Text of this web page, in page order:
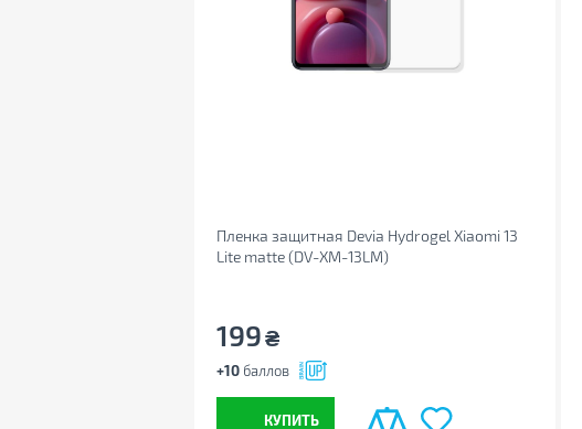
Пленка защитная Devia Hydrogel Xiaomi 13
Lite matte (DV-XM-13LM)
199₴
+10 баллов
КУПИТЬ